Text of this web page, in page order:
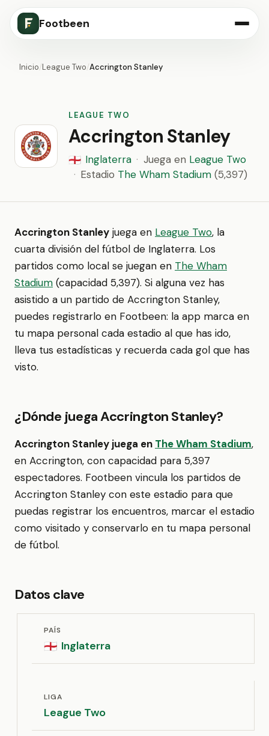
Footbeen
Inicio/League Two/Accrington Stanley
LEAGUE TWO
Accrington Stanley
🏴󠁧󠁢󠁥󠁮󠁧󠁿 Inglaterra · Juega en League Two
· Estadio The Wham Stadium (5,397)
Accrington Stanley juega en League Two, la
cuarta división del fútbol de Inglaterra. Los
partidos como local se juegan en The Wham
Stadium (capacidad 5,397). Si alguna vez has
asistido a un partido de Accrington Stanley,
puedes registrarlo en Footbeen: la app marca en
tu mapa personal cada estadio al que has ido,
lleva tus estadísticas y recuerda cada gol que has
visto.
¿Dónde juega Accrington Stanley?
Accrington Stanley juega en The Wham Stadium,
en Accrington, con capacidad para 5,397
espectadores. Footbeen vincula los partidos de
Accrington Stanley con este estadio para que
puedas registrar los encuentros, marcar el estadio
como visitado y conservarlo en tu mapa personal
de fútbol.
Datos clave
PAÍS
🏴󠁧󠁢󠁥󠁮󠁧󠁿 Inglaterra
LIGA
League Two